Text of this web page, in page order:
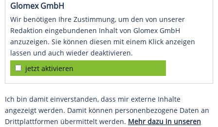
Glomex GmbH
Wir benötigen Ihre Zustimmung, um den von unserer
Redaktion eingebundenen Inhalt von Glomex GmbH
anzuzeigen. Sie können diesen mit einem Klick anzeigen
lassen und auch wieder deaktivieren.
jetzt aktivieren
Ich bin damit einverstanden, dass mir externe Inhalte
angezeigt werden. Damit können personenbezogene Daten an
Drittplattformen übermittelt werden. Mehr dazu in unseren